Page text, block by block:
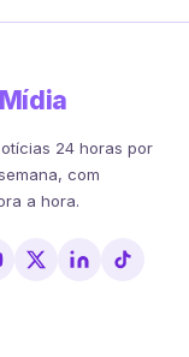
Mídia
24 horas por
com
a hora.